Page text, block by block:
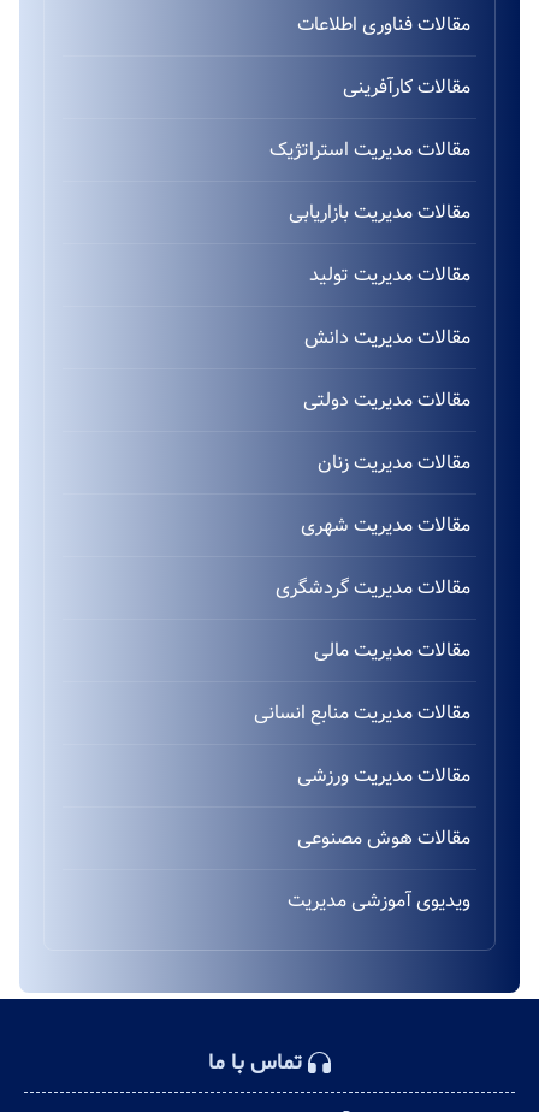
مقالات فناوری اطلاعات
مقالات کارآفرینی
مقالات مدیریت استراتژیک
مقالات مدیریت بازاریابی
مقالات مدیریت تولید
مقالات مدیریت دانش
مقالات مدیریت دولتی
مقالات مدیریت زنان
مقالات مدیریت شهری
مقالات مدیریت گردشگری
مقالات مدیریت مالی
مقالات مدیریت منابع انسانی
مقالات مدیریت ورزشی
مقالات هوش مصنوعی
ویدیوی آموزشی مدیریت
تماس با ما